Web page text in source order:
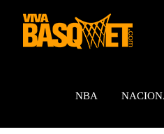
contenido
NBA